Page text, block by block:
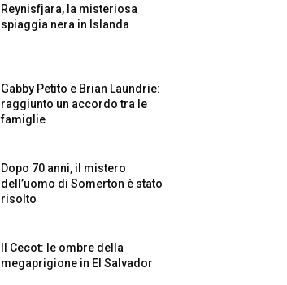
Reynisfjara, la misteriosa
spiaggia nera in Islanda
Gabby Petito e Brian Laundrie:
raggiunto un accordo tra le
famiglie
Dopo 70 anni, il mistero
dell’uomo di Somerton è stato
risolto
Il Cecot: le ombre della
megaprigione in El Salvador